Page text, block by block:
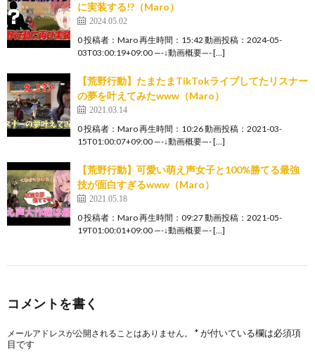
に実装する!?（Maro）
2024.05.02
0 投稿者：Maro 再生時間：15:42 動画投稿：2024-05-
03T03:00:19+09:00 —-↓動画概要—- […]
【荒野行動】たまたまTikTokライブしてたリスナー
の夢を叶えてみたwww（Maro）
2021.03.14
0 投稿者：Maro 再生時間：10:26 動画投稿：2021-03-
15T01:00:07+09:00 —-↓動画概要—- […]
【荒野行動】可愛い萌え声女子と100%勝てる最強
技が面白すぎるwww（Maro）
2021.05.18
0 投稿者：Maro 再生時間：09:27 動画投稿：2021-05-
19T01:00:01+09:00 —-↓動画概要—- […]
コメントを書く
メールアドレスが公開されることはありません。 *が付いている欄は必須項
目です